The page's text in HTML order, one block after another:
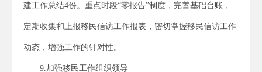
建工作总结4份。重点时段“零报告”制度，完善基础台账，
定期收集和上报移民信访工作报表，密切掌握移民信访工作
动态，增强工作的针对性。
9.加强移民工作组织领导